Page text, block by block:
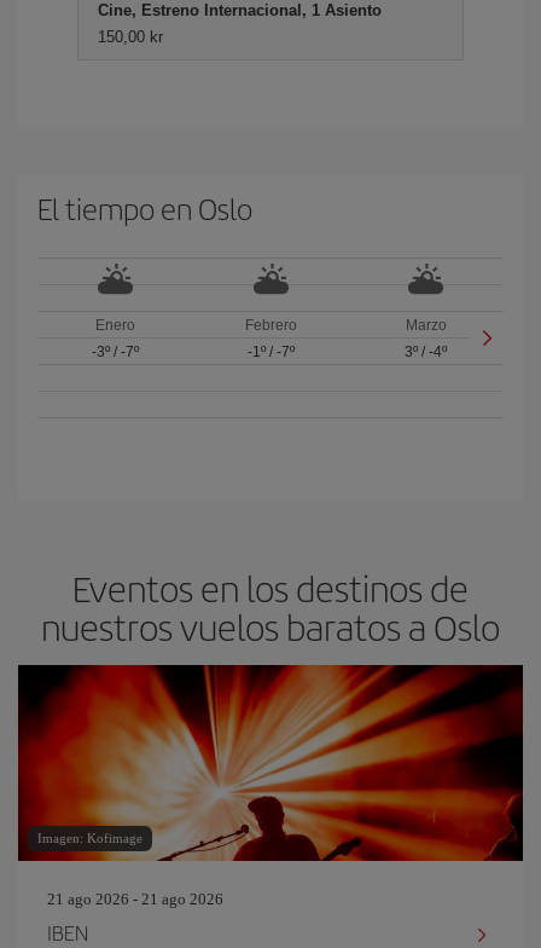
Cine, Estreno Internacional, 1 Asiento
150,00 kr
El tiempo en Oslo
Enero
-3º/ -7º
Febrero
-1º/ -7º
Marzo
3º /-4º
Eventos en los destinos de
nuestros vuelos baratos a Oslo
Imagen: Kofimage
21 ago 2026 - 21 ago 2026
IBEN